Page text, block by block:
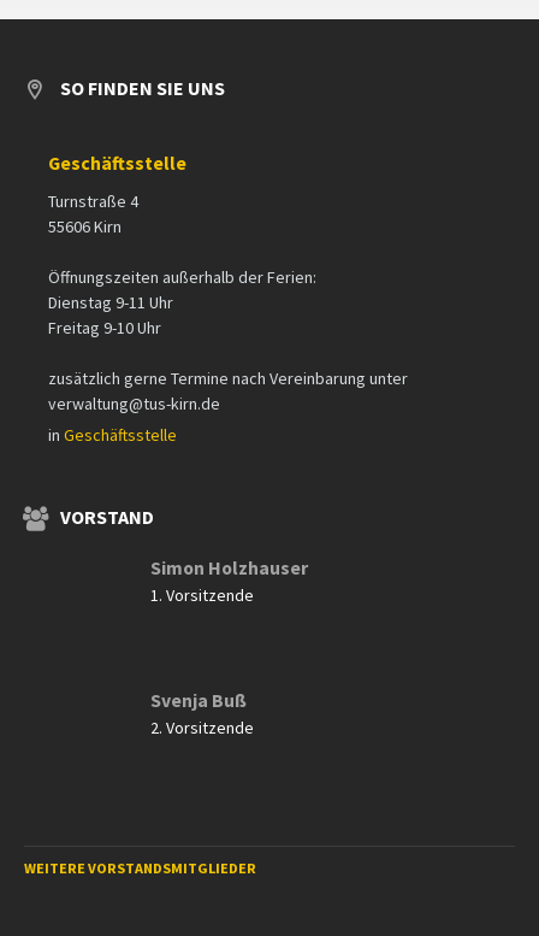
SO FINDEN SIE UNS
Geschäftsstelle
Turnstraße 4
55606 Kirn
Öffnungszeiten außerhalb der Ferien:
Dienstag 9-11 Uhr
Freitag 9-10 Uhr
zusätzlich gerne Termine nach Vereinbarung unter
verwaltung@tus-kirn.de
in Geschäftsstelle
VORSTAND
Simon Holzhauser
1. Vorsitzende
Svenja Buß
2. Vorsitzende
WEITERE VORSTANDSMITGLIEDER